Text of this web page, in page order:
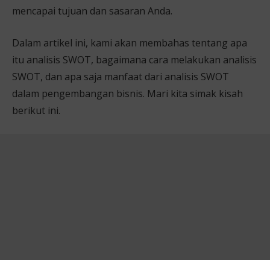
mencapai tujuan dan sasaran Anda.
Dalam artikel ini, kami akan membahas tentang apa
itu analisis SWOT, bagaimana cara melakukan analisis
SWOT, dan apa saja manfaat dari analisis SWOT
dalam pengembangan bisnis. Mari kita simak kisah
berikut ini.